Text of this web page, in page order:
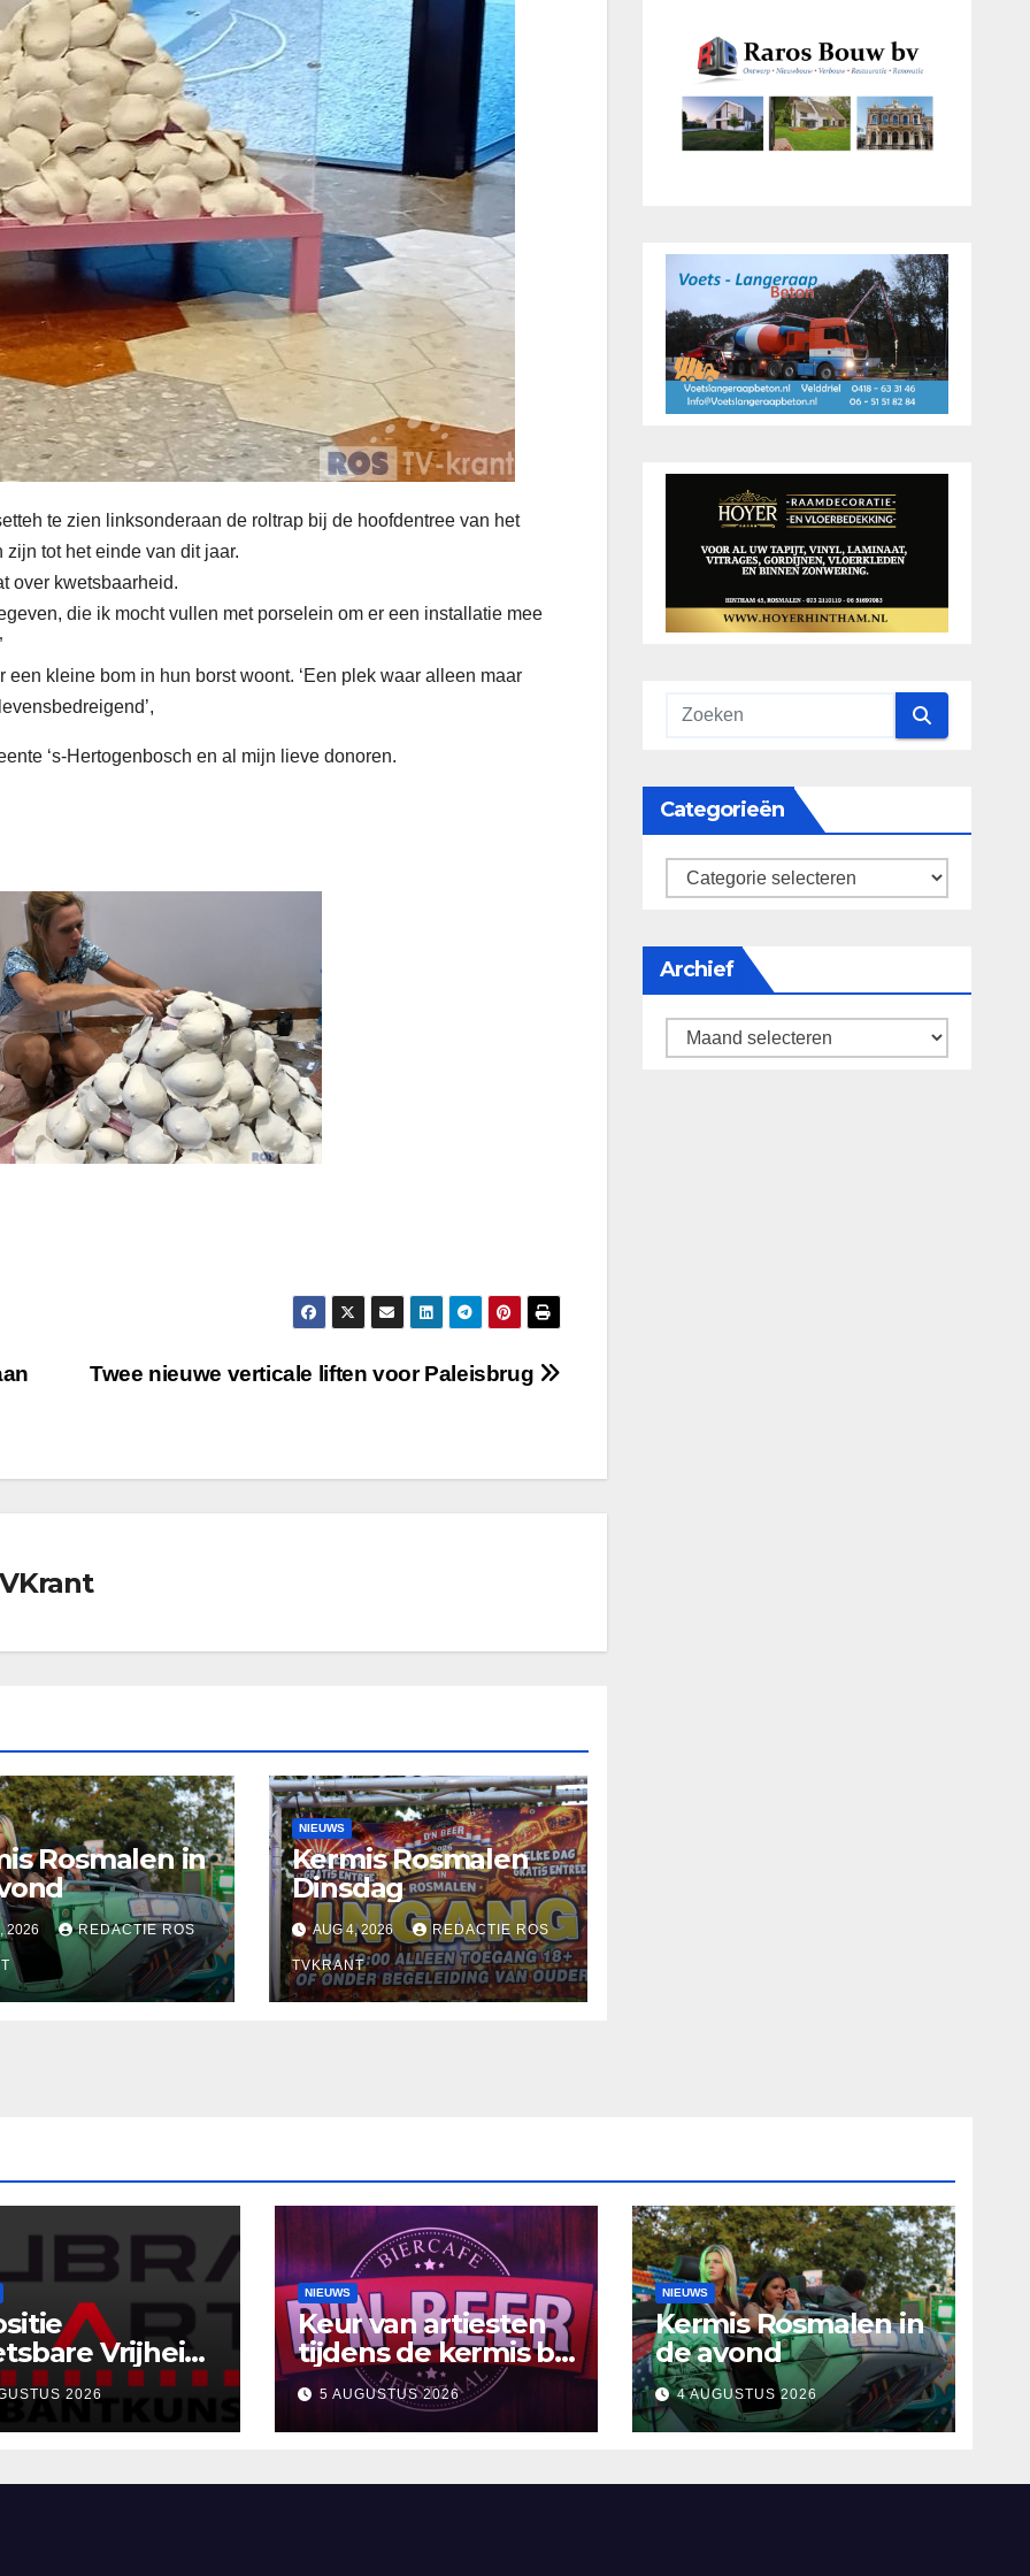
te zien linksonderaan de roltrap bij de hoofdentree van het
tot het einde van dit jaar.
over kwetsbaarheid.
die ik mocht vullen met porselein om er een installatie mee
kleine bom in hun borst woont. ‘Een plek waar alleen maar
‘s-Hertogenbosch en al mijn lieve donoren.
Twee nieuwe verticale liften voor Paleisbrug
Rosmalen in
2026 REDACTIE ROS
NIEUWS
Kermis Rosmalen
Dinsdag
AUG 4, 2026 REDACTIE ROS
TVKRANT
Categorieën
categorieën
Archief
Archief
Vrijheid’
Art Galerie
uit tot
en
2026
NIEUWS
Keur van artiesten
tijdens de kermis bij
Café D’n Beer
5 AUGUSTUS 2026
NIEUWS
Kermis Rosmalen in
de avond
4 AUGUSTUS 2026